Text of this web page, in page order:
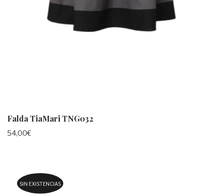
Falda TiaMari TNG032
54,00€
SIN EXISTENCIAS